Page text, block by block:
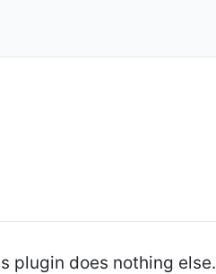
plugin does nothing else.